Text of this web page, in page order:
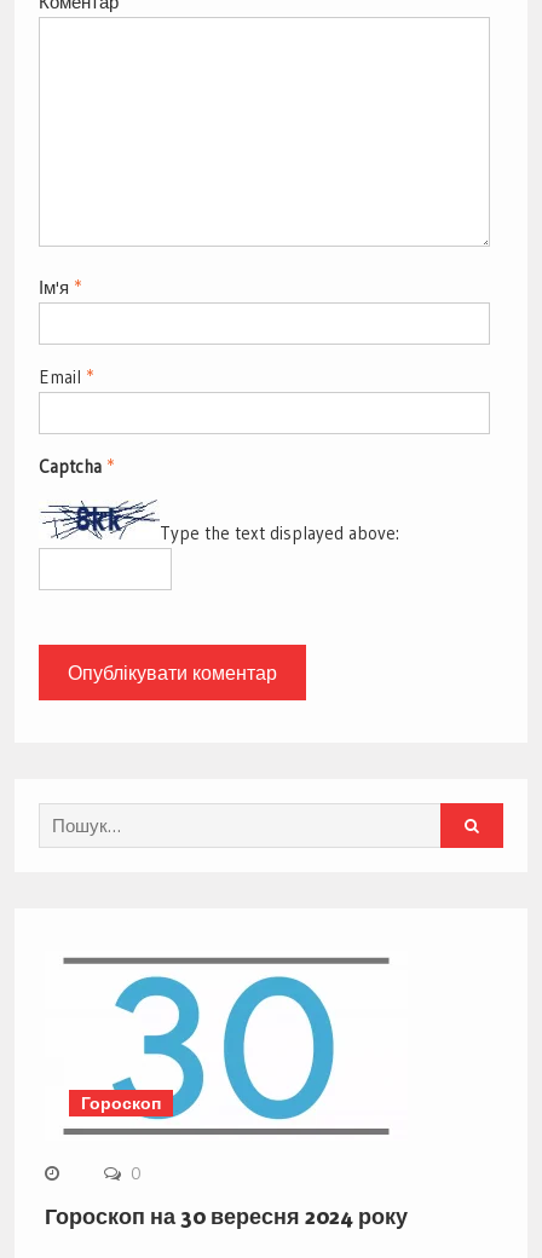
Ім'я *
Email *
Captcha *
Type the text displayed above:
Search
for:
Гороскоп
0
Гороскоп на 30 вересня 2024 року